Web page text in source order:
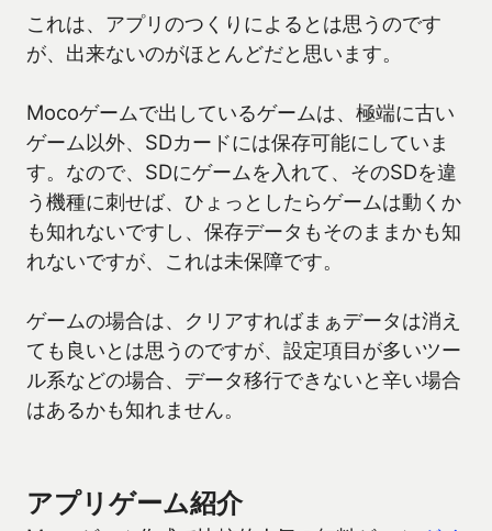
これは、アプリのつくりによるとは思うのです
が、出来ないのがほとんどだと思います。
Mocoゲームで出しているゲームは、極端に古い
ゲーム以外、SDカードには保存可能にしていま
す。なので、SDにゲームを入れて、そのSDを違
う機種に刺せば、ひょっとしたらゲームは動くか
も知れないですし、保存データもそのままかも知
れないですが、これは未保障です。
ゲームの場合は、クリアすればまぁデータは消え
ても良いとは思うのですが、設定項目が多いツー
ル系などの場合、データ移行できないと辛い場合
はあるかも知れません。
アプリゲーム紹介